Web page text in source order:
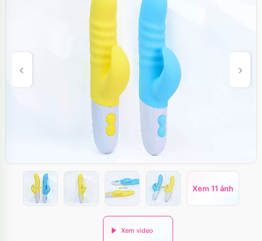
Xem 11 ảnh